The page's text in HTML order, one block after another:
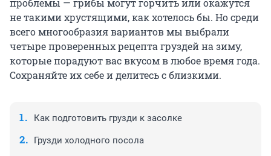
проблемы — грибы могут горчить или окажутся
не такими хрустящими, как хотелось бы. Но среди
всего многообразия вариантов мы выбрали
четыре проверенных рецепта груздей на зиму,
которые порадуют вас вкусом в любое время года.
Сохраняйте их себе и делитесь с близкими.
Как подготовить грузди к засолке
Грузди холодного посола